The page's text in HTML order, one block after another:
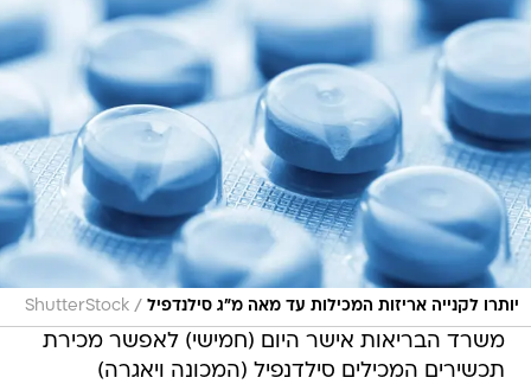
יותרו לקנייה אריזות המכילות עד מאה מ"ג סילנדפיל /
ShutterStock
משרד הבריאות אישר היום (חמישי) לאפשר מכירת
תכשירים המכילים סילדנפיל (המכונה ויאגרה)